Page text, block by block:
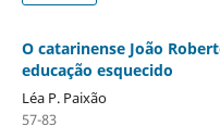
O catarinense João
educação esquecido
Léa P. Paixão
57-83